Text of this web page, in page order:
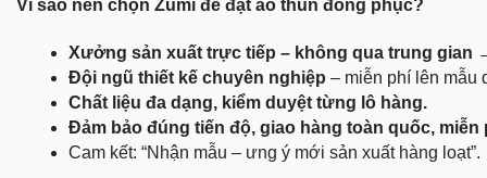
Vì sao nên chọn Zumi để đặt áo thun đồng phục?
Xưởng sản xuất trực tiếp – không qua trung gian
Đội ngũ thiết kế chuyên nghiệp – miễn phí lên mẫu
Chất liệu đa dạng, kiểm duyệt từng lô hàng.
Đảm bảo đúng tiến độ, giao hàng toàn quốc, miễn
Cam kết: “Nhận mẫu – ưng ý mới sản xuất hàng loạt”.